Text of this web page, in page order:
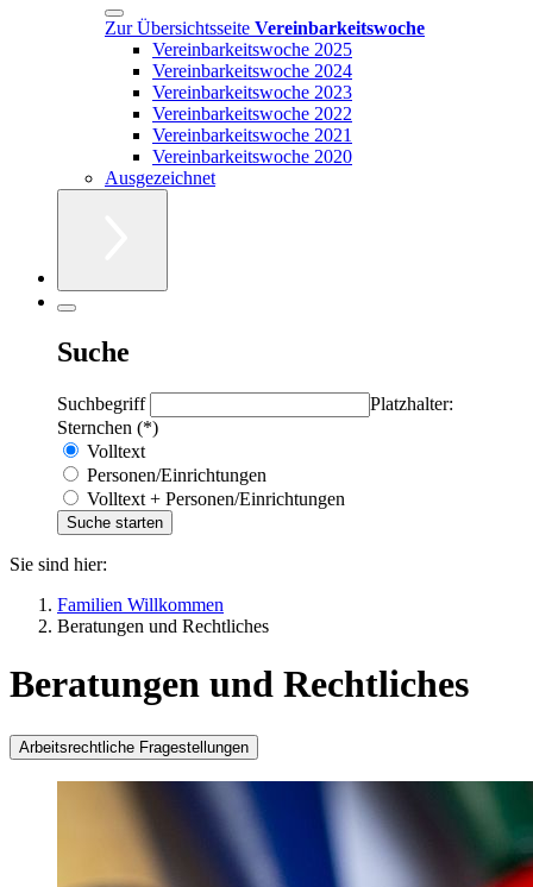
Zur Übersichtsseite Vereinbarkeitswoche
Vereinbarkeitswoche 2025
Vereinbarkeitswoche 2024
Vereinbarkeitswoche 2023
Vereinbarkeitswoche 2022
Vereinbarkeitswoche 2021
Vereinbarkeitswoche 2020
Ausgezeichnet
Suche
Suchbegriff
Platzhalter:
Sternchen (*)
Volltext
Personen/Einrichtungen
Volltext + Personen/Einrichtungen
Sie sind hier:
Familien Willkommen
Beratungen und Rechtliches
Beratungen und Rechtliches
Arbeitsrechtliche Fragestellungen